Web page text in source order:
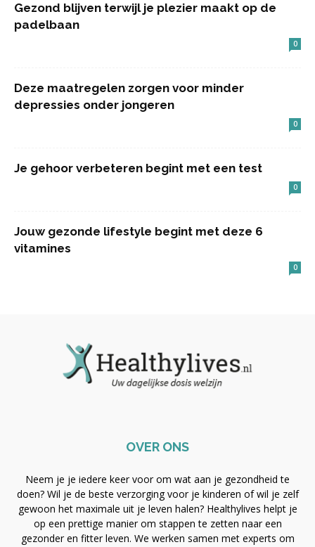
Gezond blijven terwijl je plezier maakt op de
padelbaan
0
Deze maatregelen zorgen voor minder
depressies onder jongeren
0
Je gehoor verbeteren begint met een test
0
Jouw gezonde lifestyle begint met deze 6
vitamines
0
OVER ONS
Neem je je iedere keer voor om wat aan je gezondheid te
doen? Wil je de beste verzorging voor je kinderen of wil je zelf
gewoon het maximale uit je leven halen? Healthylives helpt je
op een prettige manier om stappen te zetten naar een
gezonder en fitter leven. We werken samen met experts om